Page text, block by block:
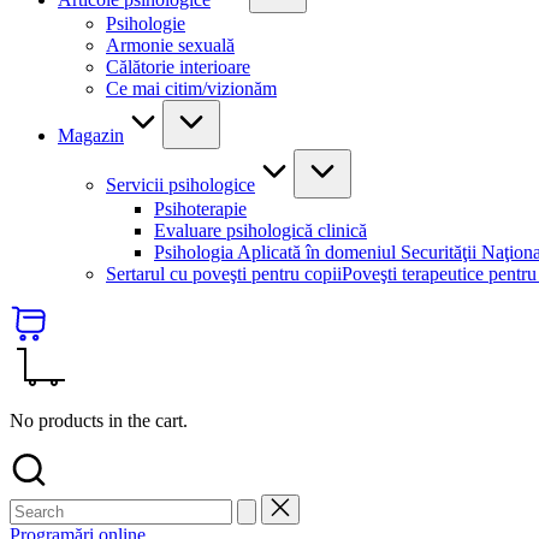
Psihologie
Armonie sexuală
Călătorie interioare
Ce mai citim/vizionăm
Magazin
Servicii psihologice
Psihoterapie
Evaluare psihologică clinică
Psihologia Aplicată în domeniul Securităţii
Sertarul cu poveşti pentru copiiPoveşti terapeutice
No products in the cart.
Programări online